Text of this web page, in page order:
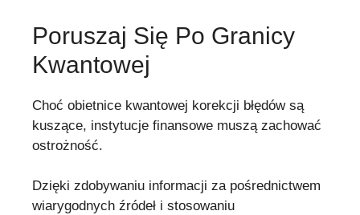
Poruszaj Się Po Granicy
Kwantowej
Choć obietnice kwantowej korekcji błędów są
kuszące, instytucje finansowe muszą zachować
ostrożność.
Dzięki zdobywaniu informacji za pośrednictwem
wiarygodnych źródeł i stosowaniu